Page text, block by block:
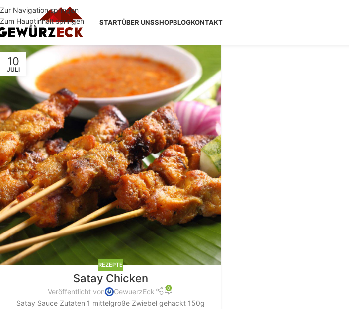
Zur Navigation springen
Zum Hauptinhalt springen
STARTÜBER UNSSHOPBLOGKONTAKT
10
JULI
REZEPTE
Satay Chicken
Veröffentlicht von GewuerzEck 0
Satay Sauce Zutaten 1 mittelgroße Zwiebel gehackt 150g